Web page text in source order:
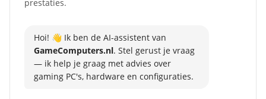
Geen DVD / Optical Drive
650Watt - CORSAIR CX650
BEKABELING
Standaard Bekabeling
prestaties.
Hoi! 👋 Ik ben de AI-assistent van
GameComputers.nl. Stel gerust je vraag
— ik help je graag met advies over
gaming PC's, hardware en configuraties.